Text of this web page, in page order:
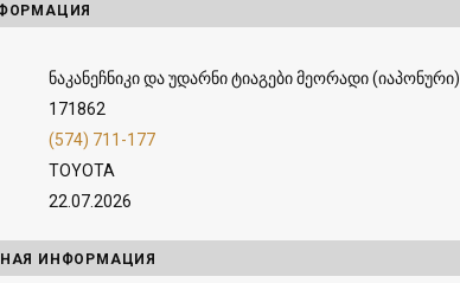
ნაკანეჩნიკი და უდარნი ტიაგები მეორადი (იაპონური)
171862
(574) 711-177
TOYOTA
22.07.2026
ИНФОРМАЦИЯ